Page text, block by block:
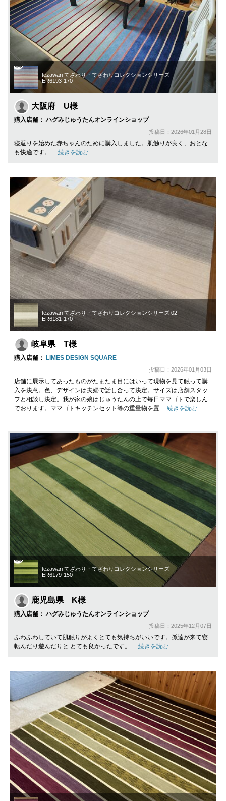
tezawari てざわり・てざわりコレクションシリーズ
ER6193-170
大阪府 U様
購入店舗： ハグみじゅうたんオンラインショップ
投稿日：2026年01月28日
寝返りを始めた赤ちゃんのために購入しました。肌触りが良く、おとな
も快適です。 …続きを読む
tezawari てざわり・てざわりコレクションシリーズ 02
ER6181-170
岐阜県 T様
購入店舗： LIMES DESIGN SQUARE
投稿日：2026年01月03日
店舗に展示してあったものがたまたま目にはいって現物を見て触って購
入を決意。色、デザインは夫婦で話し合って決定。サイズは店舗スタッ
フと相談し決定。我が家の娘はじゅうたんの上で毎日ママゴトで楽しん
でおります。ママゴトキッチンセット等の重量物を置 …続きを読む
tezawari てざわり・てざわりコレクションシリーズ
ER6179-150
鹿児島県 K様
購入店舗： ハグみじゅうたんオンラインショップ
投稿日：2025年12月07日
ふわふわしていて肌触りがよくとても気持ちがいいです。孫達が来て寝
転んだり遊んだりと とても良かったです。 …続きを読む